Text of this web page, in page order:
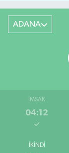
ADANA
İMSAK
04:12
İKINDI